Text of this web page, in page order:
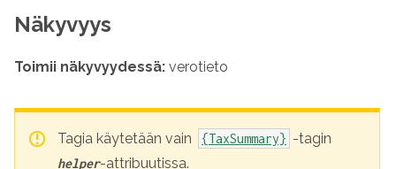
Näkyvyys
Toimii näkyvyydessä: verotieto
Tagia käytetään vain {TaxSummary} -tagin
helper-attribuutissa.